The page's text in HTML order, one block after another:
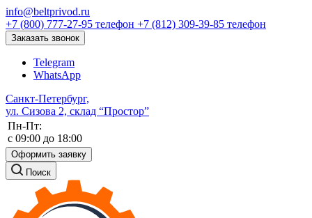
info@beltprivod.ru
+7 (800) 777-27-95 телефон +7 (812) 309-39-85 телефон
Заказать звонок
Telegram
WhatsApp
Санкт-Петербург,
ул. Сизова 2, склад “Простор”
Пн-Пт:
c 09:00 до 18:00
Оформить заявку
Поиск